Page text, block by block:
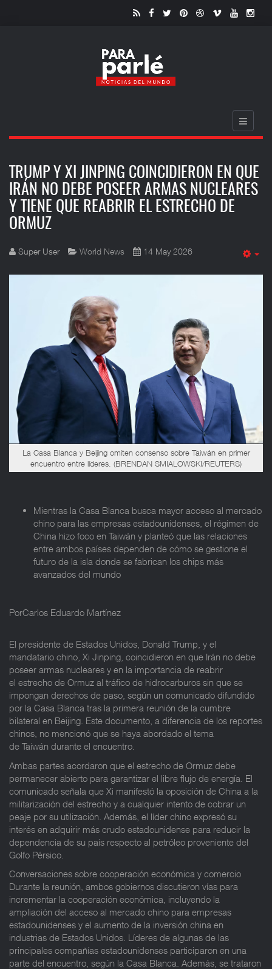
TRUMP Y XI JINPING COINCIDIERON EN QUE
IRÁN NO DEBE POSEER ARMAS NUCLEARES
Y TIENE QUE REABRIR EL ESTRECHO DE
ORMUZ
Super User World News 14 May 2026
La Casa Blanca y Beijing omiten consenso sobre Taiwán en primer
encuentro entre líderes. (BRENDAN SMIALOWSKI/REUTERS)
Mientras la Casa Blanca busca mayor acceso al mercado
chino para las empresas estadounidenses, el régimen de
China hizo foco en Taiwán y planteó que las relaciones
entre ambos países dependen de cómo se gestione el
futuro de la isla donde se fabrican los chips más
avanzados del mundo
PorCarlos Eduardo Martínez
El presidente de Estados Unidos, Donald Trump, y el
mandatario chino, Xi Jinping, coincidieron en que Irán no debe
poseer armas nucleares y en la importancia de reabrir
el estrecho de Ormuz al tráfico de hidrocarburos sin que se
impongan derechos de paso, según un comunicado difundido
por la Casa Blanca tras la primera reunión de la cumbre
bilateral en Beijing. Este documento, a diferencia de los reportes
chinos, no mencionó que se haya abordado el tema
de Taiwán durante el encuentro.
Ambas partes acordaron que el estrecho de Ormuz debe
permanecer abierto para garantizar el libre flujo de energía. El
comunicado señala que Xi manifestó la oposición de China a la
militarización del estrecho y a cualquier intento de cobrar un
peaje por su utilización. Además, el líder chino expresó su
interés en adquirir más crudo estadounidense para reducir la
dependencia de su país respecto al petróleo proveniente del
Golfo Pérsico.
Conversaciones sobre cooperación económica y comercio
Durante la reunión, ambos gobiernos discutieron vías para
incrementar la cooperación económica, incluyendo la
ampliación del acceso al mercado chino para empresas
estadounidenses y el aumento de la inversión china en
industrias de Estados Unidos. Líderes de algunas de las
principales compañías estadounidenses participaron en una
parte del encuentro, según la Casa Blanca. Además, se trataron